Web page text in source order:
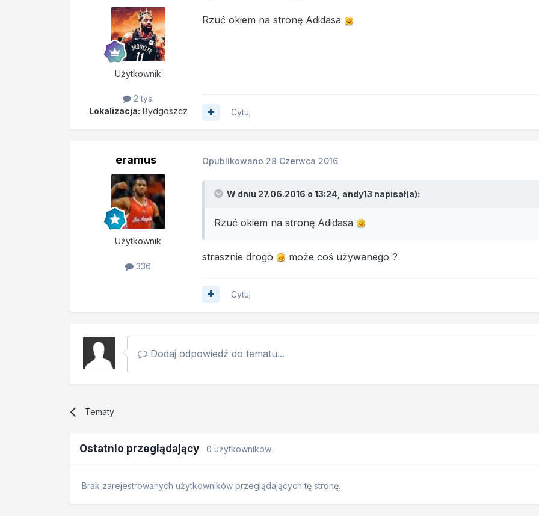
Użytkownik
2 tys.
Lokalizacja: Bydgoszcz
Rzuć okiem na stronę Adidasa
Cytuj
eramus
Użytkownik
336
Opublikowano 28 Czerwca 2016
W dniu 27.06.2016 o 13:24, andy13 napisał(a):
Rzuć okiem na stronę Adidasa
strasznie drogo może coś używanego ?
Cytuj
Dodaj odpowiedź do tematu...
Tematy
Ostatnio przeglądający 0 użytkowników
Brak zarejestrowanych użytkowników przeglądających tę stronę.